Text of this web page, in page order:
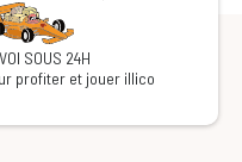
SOUS 24H
profiter et jouer illico